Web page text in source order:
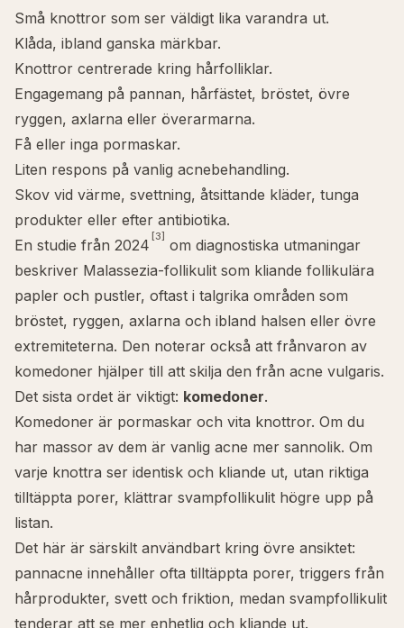
Små knottror som ser väldigt lika varandra ut.
Klåda, ibland ganska märkbar.
Knottror centrerade kring hårfolliklar.
Engagemang på pannan, hårfästet, bröstet, övre
ryggen, axlarna eller överarmarna.
Få eller inga pormaskar.
Liten respons på vanlig acnebehandling.
Skov vid värme, svettning, åtsittande kläder, tunga
produkter eller efter antibiotika.
En studie från 2024 [3] om diagnostiska utmaningar
beskriver Malassezia-follikulit som kliande follikulära
papler och pustler, oftast i talgrika områden som
bröstet, ryggen, axlarna och ibland halsen eller övre
extremiteterna. Den noterar också att frånvaron av
komedoner hjälper till att skilja den från acne vulgaris.
Det sista ordet är viktigt: komedoner.
Komedoner är pormaskar och vita knottror. Om du
har massor av dem är vanlig acne mer sannolik. Om
varje knottra ser identisk och kliande ut, utan riktiga
tilltäppta porer, klättrar svampfollikulit högre upp på
listan.
Det här är särskilt användbart kring övre ansiktet:
pannacne innehåller ofta tilltäppta porer, triggers från
hårprodukter, svett och friktion, medan svampfollikulit
tenderar att se mer enhetlig och kliande ut.